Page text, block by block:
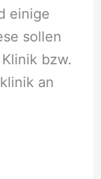
einige
sollen
bzw.
an